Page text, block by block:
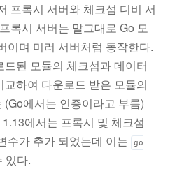
프록시 서버와 체크섬 디비 서
록시 서버는 말그대로 Go 모
이며 미러 서버처럼 동작한다.
된 모듈의 체크섬과 데이터
하여 다운로드 받은 모듈의
에서는 인증이라고 부름)
에서는 프록시 및 체크섬
수가 추가 되었는데 이는
go
있다.